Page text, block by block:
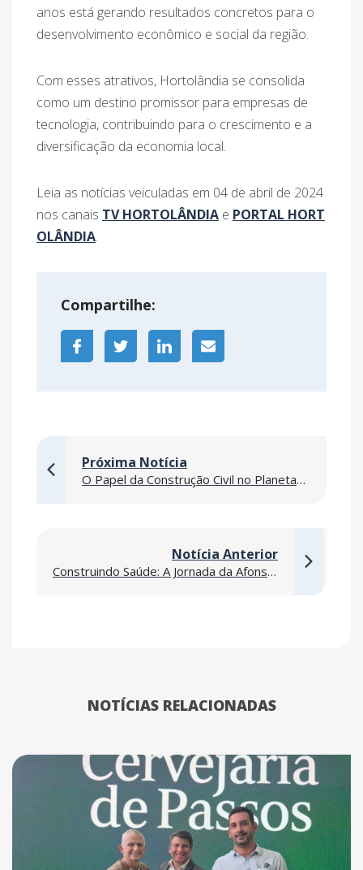
anos está gerando resultados concretos para o
desenvolvimento econômico e social da região.
Com esses atrativos, Hortolândia se consolida
como um destino promissor para empresas de
tecnologia, contribuindo para o crescimento e a
diversificação da economia local.
Leia as notícias veiculadas em 04 de abril de 2024
nos canais TV HORTOLÂNDIA e PORTAL HORT
OLÂNDIA.
Compartilhe:
Próxima Notícia
O Papel da Construção Civil no Planeta Terra: Preservação e Sustentabilidade
Notícia Anterior
Construindo Saúde: A Jornada da Afonso França no Aprimoramento do Setor Hospitalar Brasileiro
NOTÍCIAS RELACIONADAS